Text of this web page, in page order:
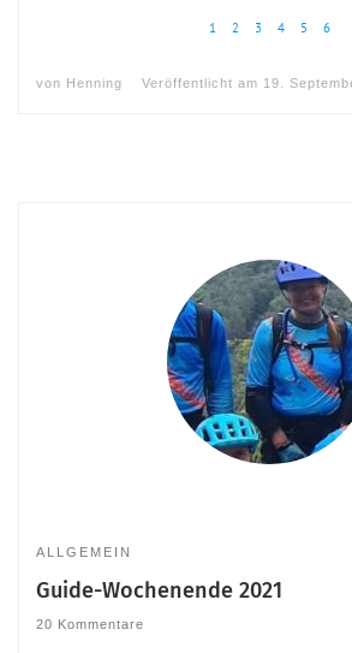
1 2 3 4 5 6
von Henning Veröffentlicht am 19.
ALLGEMEIN
Guide-Wochenende 2021
20 Kommentare